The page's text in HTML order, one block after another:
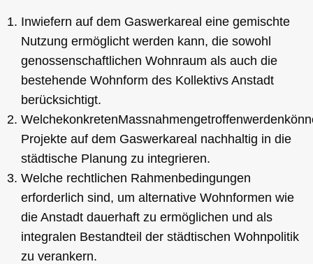
Inwiefern auf dem Gaswerkareal eine gemischte
Nutzung ermöglicht werden kann, die sowohl
genossenschaftlichen Wohnraum als auch die
bestehende Wohnform des Kollektivs Anstadt
berücksichtigt.
Projekte auf dem Gaswerkareal nachhaltig in die
städtische Planung zu integrieren.
Welche rechtlichen Rahmenbedingungen
erforderlich sind, um alternative Wohnformen wie
die Anstadt dauerhaft zu ermöglichen und als
integralen Bestandteil der städtischen Wohnpolitik
zu verankern.